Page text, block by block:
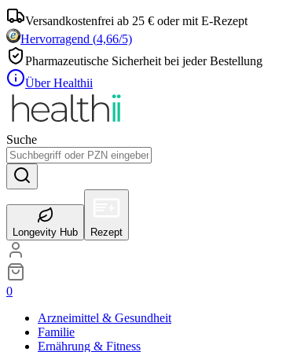
Versandkostenfrei ab 25 € oder mit E-Rezept
Hervorragend (4,66/5)
Pharmazeutische Sicherheit bei jeder Bestellung
Über Healthii
Suche
Longevity Hub Rezept
0
Arzneimittel & Gesundheit
Familie
Ernährung & Fitness